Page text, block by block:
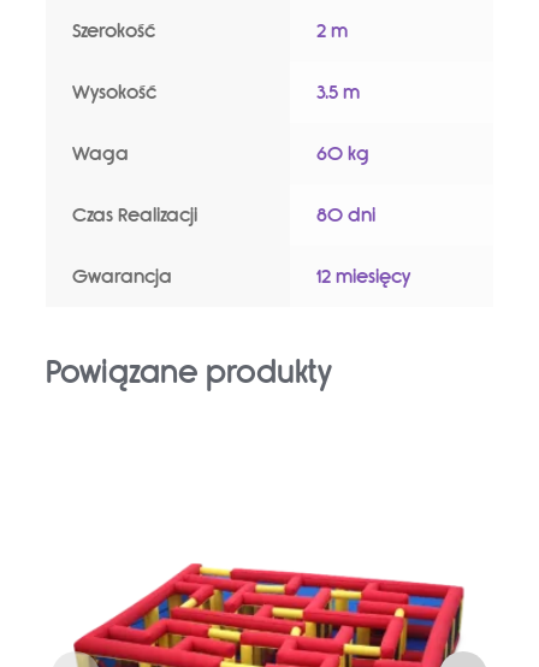
Szerokość 2 m
Wysokość 3.5 m
Waga 60 kg
Czas Realizacji 80 dni
Gwarancja 12 miesięcy
Powiązane produkty